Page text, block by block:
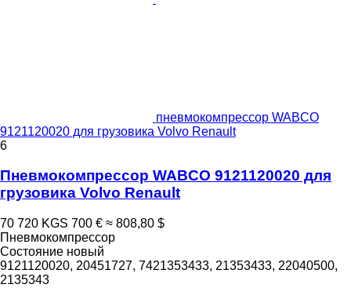
пневмокомпрессор WABCO
9121120020 для грузовика Volvo Renault
6
Пневмокомпрессор WABCO 9121120020 для
грузовика Volvo Renault
70 720 KGS 700 € ≈ 808,80 $
Пневмокомпрессор
Состояние новый
9121120020, 20451727, 7421353433, 21353433, 22040500,
2135343